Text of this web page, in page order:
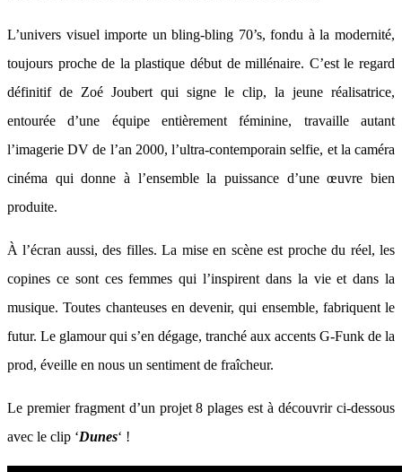
L’univers visuel importe un bling-bling 70’s, fondu à la modernité,
toujours proche de la plastique début de millénaire. C’est le regard
définitif de Zoé Joubert qui signe le clip, la jeune réalisatrice,
entourée d’une équipe entièrement féminine, travaille autant
l’imagerie DV de l’an 2000, l’ultra-contemporain selfie, et la caméra
cinéma qui donne à l’ensemble la puissance d’une œuvre bien
produite.
À l’écran aussi, des filles. La mise en scène est proche du réel, les
copines ce sont ces femmes qui l’inspirent dans la vie et dans la
musique. Toutes chanteuses en devenir, qui ensemble, fabriquent le
futur. Le glamour qui s’en dégage, tranché aux accents G-Funk de la
prod, éveille en nous un sentiment de fraîcheur.
Le premier fragment d’un projet 8 plages est à découvrir ci-dessous
avec le clip ‘Dunes‘ !